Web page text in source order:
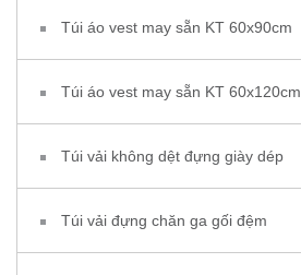
Túi áo vest may sẵn KT 60x90cm
Túi áo vest may sẵn KT 60x120cm
Túi vải không dệt đựng giày dép
Túi vải đựng chăn ga gối đệm